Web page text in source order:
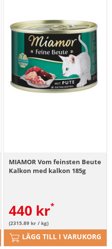
MIAMOR Vom feinsten Beute
Kalkon med kalkon 185g
440 kr
(2315.89 kr / kg)
LÄGG TILL I VARUKORG